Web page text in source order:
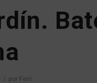
/ por Ferri